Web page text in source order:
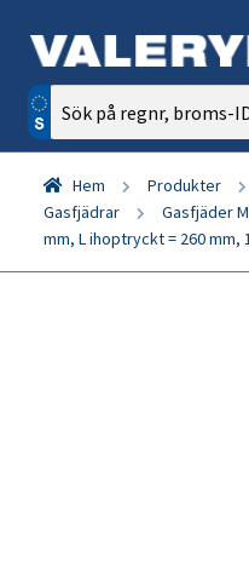
Sök
efter:
Hem Produkter
Gasfjädrar
Gasfjäder
mm, L ihoptryckt = 260 mm,